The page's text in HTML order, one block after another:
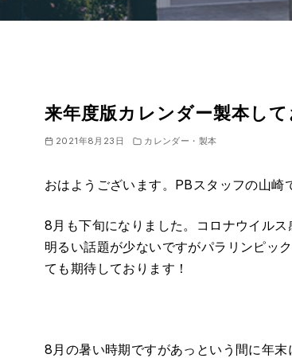
来年度版カレンダー製本して
2021年8月23日 カレンダー・製本
おはようございます。PBスタッフの山崎
8月も下旬になりました。コロナウイル
明るい話題が少ないですがパラリンピッ
ても期待しております！
8月の暑い時期ですがあっという間に年